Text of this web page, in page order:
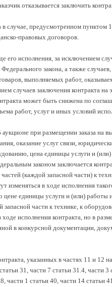
отказывается заключить
случае, предусмотренном пунктом
правовых договоров.
его исполнения, за исключением
закона, а также
выполняемых работ,
случаев заключения контракта на
может быть снижена по
работ, услуг и иных условий
при размещении заказа на
оказание услуг связи,
цена единицы услуги и (или)
законом заключается
(каждой запасной части) к
в ходе исполнения
цене единицы услуги и (или) работы
части к технике, к
исполнения контракта, но в
в конкурсной документации,
указанных в частях 11 и 12
31, части 7 статьи 31.4, части 3
части 1 статьи 40, части 14 статьи